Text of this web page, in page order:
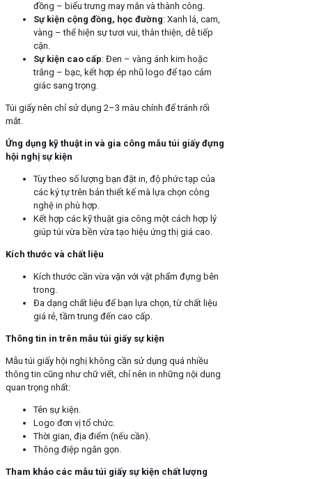
đồng – biểu trưng may mắn và thành công.
Sự kiện cộng đồng, học đường: Xanh lá, cam,
vàng – thể hiện sự tươi vui, thân thiện, dễ tiếp
cận.
Sự kiện cao cấp: Đen – vàng ánh kim hoặc
trắng – bạc, kết hợp ép nhũ logo để tạo cảm
giác sang trọng.
Túi giấy nên chỉ sử dụng 2–3 màu chính để tránh rối
mắt.
Ứng dụng kỹ thuật in và gia công mẫu túi giấy đựng
hội nghị sự kiện
Tùy theo số lượng bạn đặt in, độ phức tạp của
các ký tự trên bản thiết kế mà lựa chọn công
nghệ in phù hợp.
Kết hợp các kỹ thuật gia công một cách hợp lý
giúp túi vừa bền vừa tạo hiệu ứng thị giá cao.
Kích thước và chất liệu
Kích thước cần vừa vặn với vật phẩm đựng bên
trong.
Đa dạng chất liệu để bạn lựa chọn, từ chất liệu
giá rẻ, tầm trung đến cao cấp.
Thông tin in trên mẫu túi giấy sự kiện
Mẫu túi giấy hội nghị không cần sử dụng quá nhiều
thông tin cũng như chữ viết, chỉ nên in những nội dung
quan trọng nhất:
Tên sự kiện.
Logo đơn vị tổ chức.
Thời gian, địa điểm (nếu cần).
Thông điệp ngắn gọn.
Tham khảo các mẫu túi giấy sự kiện chất lượng